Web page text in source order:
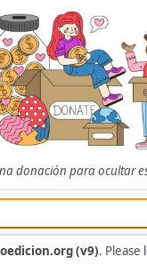
donación para ocultar
(v9). Please